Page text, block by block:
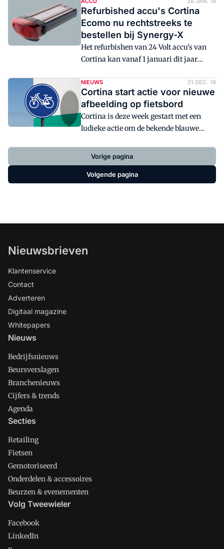
Common. In de categorie E-bike van het
Jaar 2019 won Sparta met de Sparta M8b
. Bekijk het gesprek met Wilco
Kruitbosch en Marco Kalden van Sparta
vlak na de uitreiking.
Refurbished accu's Cortina
Ecomo nu rechtstreeks te
bestellen bij Synergy-X
Het refurbishen van 24 Volt accu's van
Cortina kan vanaf 1 januari dit jaar
2017 startte Kruitbosch als eerste met het
e-bike merk Cortina met het refurbishen
van fietsaccu's.
NIEUWS 21 DEC. 18
Cortina start actie voor nieuwe
afbeelding op fietsbord
Cortina is deze week gestart met een
ludieke actie om de bekende blauwe
actuele variant met een afbeelding van
een fiets met voorrek. Volgens
Kruitbosch zijn de huidige blauwe,
Vorige pagina
Volgende pagina
Nieuwsbrieven
Klantenservice
Contact
Adverteren
Digitaal magazine
Whitepapers
Nieuws
Bedrijfsnieuws
Beursverslagen
Branchenieuws
Cijfers & trends
Agenda
Secties
Retailing
Fietsen
Gemotoriseerd
Onderdelen & accessoires
Beurzen & evenementen
Volg Tweewieler
Facebook
LinkedIn